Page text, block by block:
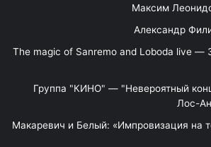
Максим
Александр
"The magic of Sanremo and Loboda live —
Группа "КИНО" — "Невероятный
Лос-
Макаревич и Белый: «Импровизация на